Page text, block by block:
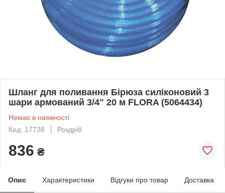
Шланг для поливання Бірюза силіконовий 3
шари армований 3/4" 20 м FLORA (5064434)
Немає в наявності
Код: 17738
Роздріб
836 ₴
Опис Характеристики Відгуки про товар Доставка